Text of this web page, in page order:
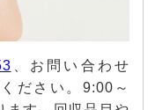
、お問い合わせ
ださい。9:00～